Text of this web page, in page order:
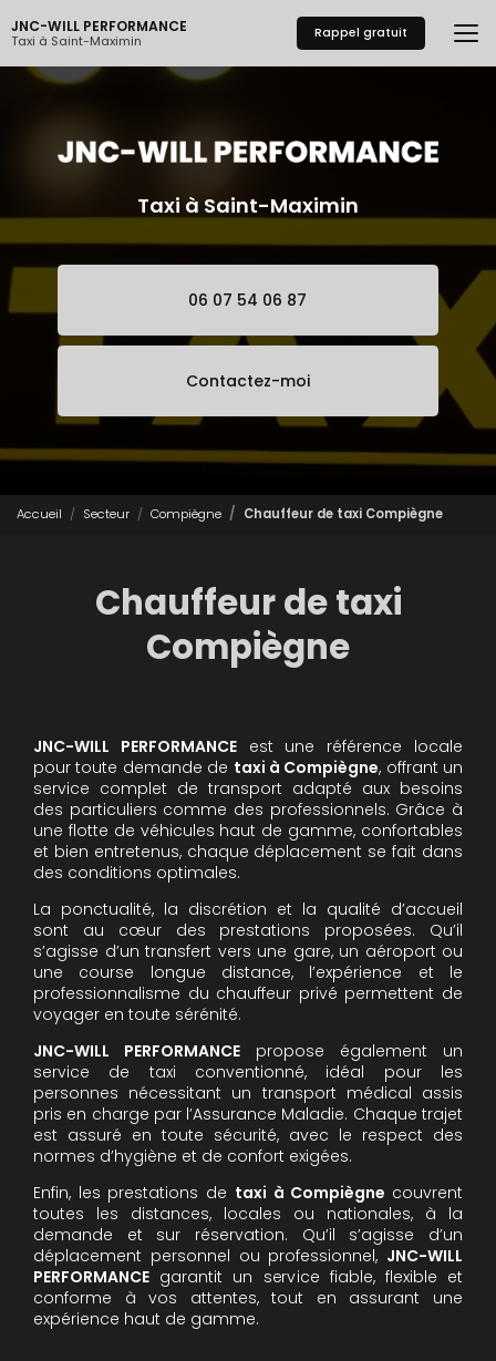
au
contenu
principal
JNC-WILL PERFORMANCE
Taxi à Saint-Maximin Rappel gratuit
Taxi à Saint-Maximin
06 07 54 06 87
Contactez-moi
Accueil Secteur Compiègne Chauffeur de taxi Compiègne
Chauffeur de taxi
Compiègne
JNC-WILL PERFORMANCEest une référence locale
pour toute demande de taxi à Compiègne, offrant un
service complet de transport adapté aux besoins
des particuliers comme des professionnels. Grâce à
une flotte de véhicules haut de gamme, confortables
et bien entretenus, chaque déplacement se fait dans
des conditions optimales.
La ponctualité, la discrétion et la qualité d’accueil
sont au cœur des prestations proposées. Qu’il
s’agisse d’un transfert vers une gare, un aéroport ou
une course longue distance, l’expérience et le
professionnalisme du chauffeur privé permettent de
voyager en toute sérénité.
JNC-WILL PERFORMANCE propose également un
service de taxi conventionné, idéal pour les
personnes nécessitant un transport médical assis
pris en charge par l’Assurance Maladie. Chaque trajet
est assuré en toute sécurité, avec le respect des
normes d’hygiène et de confort exigées.
Enfin, les prestations de taxi à Compiègne couvrent
toutes les distances, locales ou nationales, à la
demande et sur réservation. Qu’il s’agisse d’un
déplacement personnel ou professionnel, JNC-WILL
PERFORMANCE garantit un service fiable, flexible et
conforme à vos attentes, tout en assurant une
expérience haut de gamme.